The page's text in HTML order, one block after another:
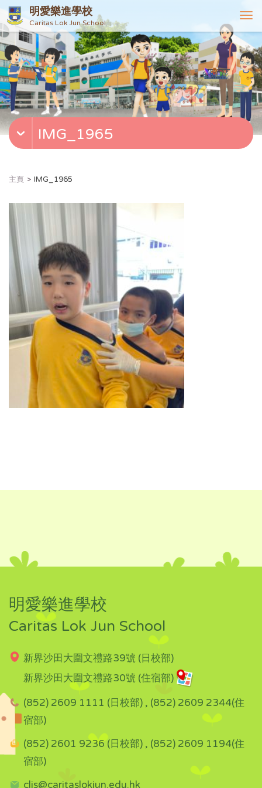
明愛樂進學校
Caritas Lok Jun School
T
o
g
g
l
e
n
v
g
IMG_1965
主頁 IMG_1965
明愛樂進學校
Caritas Lok Jun School
新界沙田大圍文禮路39號 (日校部)
新界沙田大圍文禮路30號 (住宿部)
(852) 2609 1111 (日校部) , (852) 2609 2344(住
宿部)
(852) 2601 9236 (日校部) , (852) 2609 1194(住
宿部)
cljs@caritaslokjun.edu.hk